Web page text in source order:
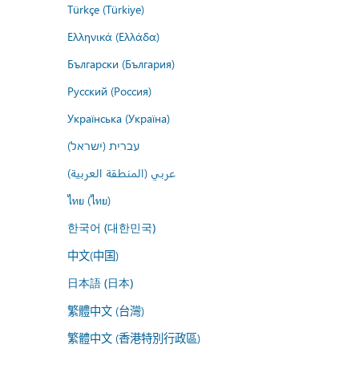
Türkçe (Türkiye)
Ελληνικά (Ελλάδα)
Български (България)
Русский (Россия)
Українська (Україна)
עברית (ישראל)
عربي (المنطقة العربية)
ไทย (ไทย)
한국어 (대한민국)
中文(中国)
日本語 (日本)
繁體中文 (台灣)
繁體中文 (香港特別行政區)